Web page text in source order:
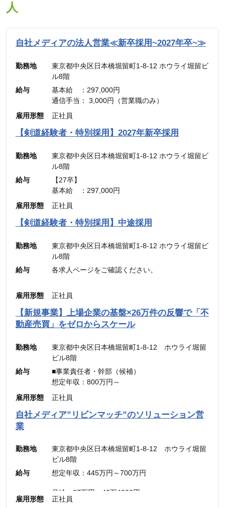
人
自社メディアの法人営業≪新卒採用~2027年卒~≫
勤務地
東京都中央区日本橋堀留町1-8-12 ホウライ堀留ビ
ル8階
給与
基本給 ：297,000円
通信手当： 3,000円（営業職のみ）
———————————
合計 ：300,000円 ＋ インセンティブ
※45時間分の見込み残業代(77,700円)を含む
雇用形態 正社員
【剣道経験者・特別採用】2027年新卒採用
勤務地
東京都中央区日本橋堀留町1-8-12 ホウライ堀留ビ
ル8階
給与
【27卒】
基本給 ：297,000円
通信手当： 3,000円（営業職のみ）
———————————
合計 ：300,000円 ＋ インセンティブ
雇用形態 正社員
【剣道経験者・特別採用】中途採用
勤務地
東京都中央区日本橋堀留町1-8-12 ホウライ堀留ビ
ル8階
給与
各求人ページをご確認ください。
雇用形態 正社員
【新規事業】上場企業の基盤×26万件の反響で「不
動産売買」をゼロからスケール
勤務地
東京都中央区日本橋堀留町1-8-12 ホウライ堀留
ビル8階
給与
■事業責任者・幹部（候補）
想定年収：800万円～
月給：48万4,900円～
（固定残業代：45時間分【12万5,600円～】含
金は別途追加支給
■メンバー・リーダー
想定年収：500万円～800万円
（固定残業代：45時間分【7万8,500円〜12万
雇用形態 正社員
自社メディア”リビンマッチ”のソリューション営
業
勤務地
東京都中央区日本橋堀留町1-8-12 ホウライ堀留
ビル8階
給与
想定年収：445万円～700万円
月給：27万円～42万4300円
（固定残業代：45時間分【7万円～10万9900
雇用形態 正社員